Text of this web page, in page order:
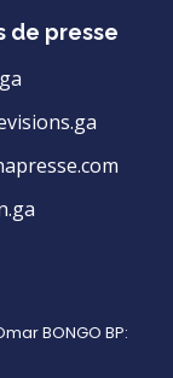
de presse
BONGO BP: